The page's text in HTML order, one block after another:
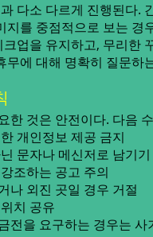
다소 다르게 진행된다.
를 중점적으로 보는 경
업을 유지하고, 무리한
에 대해 명확히 질문
한 것은 안전이다. 다음
개인정보 제공 금지
문자나 메신저로 남기기
조하는 공고 주의
나 외진 곳일 경우 거절
치 공유
전을 요구하는 경우는